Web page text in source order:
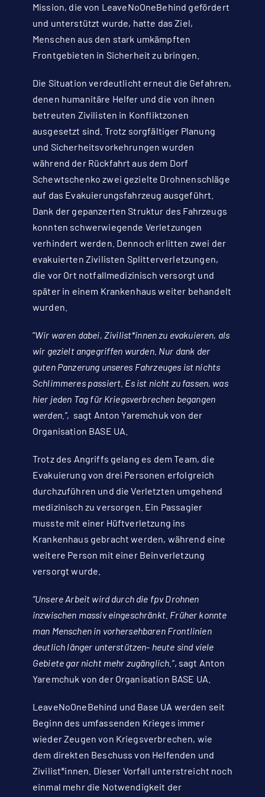
Mission, die von LeaveNoOneBehind gefördert
und unterstützt wurde, hatte das Ziel,
Menschen aus den stark umkämpften
Frontgebieten in Sicherheit zu bringen.
Die Situation verdeutlicht erneut die Gefahren,
denen humanitäre Helfer und die von ihnen
betreuten Zivilisten in Konfliktzonen
ausgesetzt sind. Trotz sorgfältiger Planung
und Sicherheitsvorkehrungen wurden
während der Rückfahrt aus dem Dorf
Schewtschenko zwei gezielte Drohnenschläge
auf das Evakuierungsfahrzeug ausgeführt.
Dank der gepanzerten Struktur des Fahrzeugs
konnten schwerwiegende Verletzungen
verhindert werden. Dennoch erlitten zwei der
evakuierten Zivilisten Splitterverletzungen,
die vor Ort notfallmedizinisch versorgt und
später in einem Krankenhaus weiter behandelt
wurden.
“Wir waren dabei, Zivilist*innen zu evakuieren, als
wir gezielt angegriffen wurden. Nur dank der
guten Panzerung unseres Fahrzeuges ist nichts
Schlimmeres passiert. Es ist nicht zu fassen, was
hier jeden Tag für Kriegsverbrechen begangen
werden.”, sagt Anton Yaremchuk von der
Organisation BASE UA.
Trotz des Angriffs gelang es dem Team, die
Evakuierung von drei Personen erfolgreich
durchzuführen und die Verletzten umgehend
medizinisch zu versorgen. Ein Passagier
musste mit einer Hüftverletzung ins
Krankenhaus gebracht werden, während eine
weitere Person mit einer Beinverletzung
versorgt wurde.
“Unsere Arbeit wird durch die fpv Drohnen
inzwischen massiv eingeschränkt. Früher konnte
man Menschen in vorhersehbaren Frontlinien
deutlich länger unterstützen- heute sind viele
Gebiete gar nicht mehr zugänglich.“, sagt Anton
Yaremchuk von der Organisation BASE UA.
LeaveNoOneBehind und Base UA werden seit
Beginn des umfassenden Krieges immer
wieder Zeugen von Kriegsverbrechen, wie
dem direkten Beschuss von Helfenden und
Zivilist*innen. Dieser Vorfall unterstreicht noch
einmal mehr die Notwendigkeit der